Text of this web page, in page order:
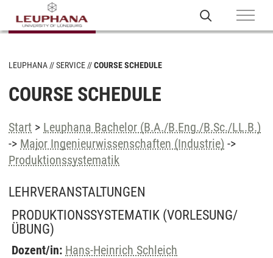
LEUPHANA SERVICE COURSE SCHEDULE
COURSE SCHEDULE
Start > Leuphana Bachelor (B.A./B.Eng./B.Sc./LL.B.)
-> Major Ingenieurwissenschaften (Industrie) ->
Produktionssystematik
LEHRVERANSTALTUNGEN
PRODUKTIONSSYSTEMATIK (VORLESUNG/
ÜBUNG)
Dozent/in: Hans-Heinrich Schleich